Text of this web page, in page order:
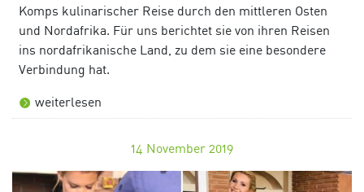
Komps kulinarischer Reise durch den mittleren Osten
und Nordafrika. Für uns berichtet sie von ihren Reisen
ins nordafrikanische Land, zu dem sie eine besondere
Verbindung hat.
weiterlesen
14 November 2019